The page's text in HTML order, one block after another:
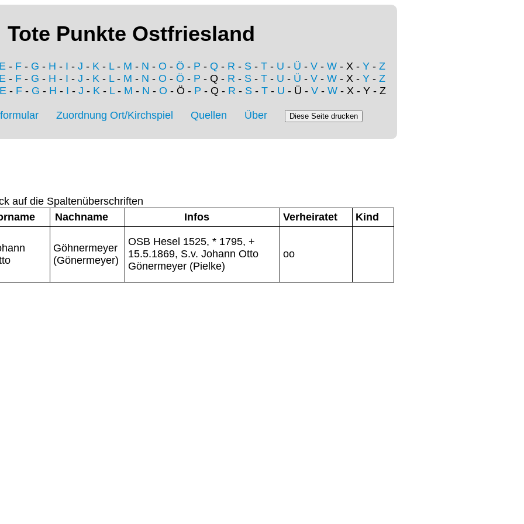
Tote Punkte Ostfriesland
- F - G - H - I - J - K - L- M - N - O - Ö - P - Q - R - S - T - U - Ü - V - W - X - Y - Z
- F - G - H - I - J - K - L- M - N - O - Ö - P - Q - R - S - T - U - Ü - V - W - X - Y - Z
- F- G - H - I - J - K- L- M - N - O - Ö - P - Q - R - S- T- U - Ü - V- W- X - Y - Z
Zuordnung Ort/Kirchspiel Quellen Über
auf die Spaltenüberschriften
Nachname Infos Verheiratet Kind
Göhnermeyer
(Gönermeyer)
OSB Hesel 1525, * 1795, +
15.5.1869, S.v. Johann Otto
Gönermeyer (Pielke)
oo